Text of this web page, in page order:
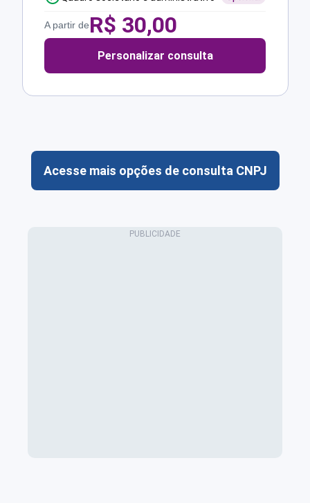
A partir deR$ 30,00
Personalizar consulta
Acesse mais opções de consulta CNPJ